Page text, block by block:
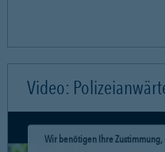
Video:
Wir benötigen Ihre Zustimmung,